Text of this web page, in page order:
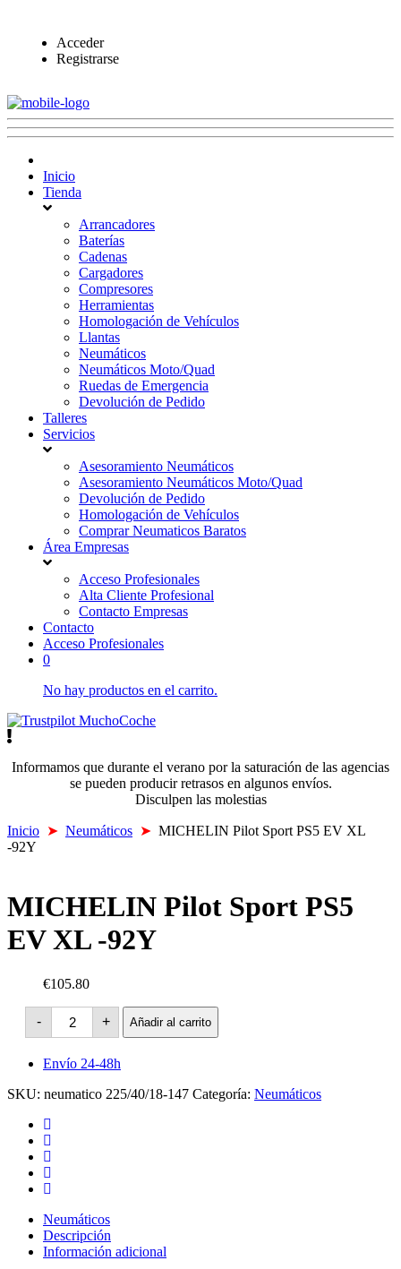
Acceder
Registrarse
Inicio
Tienda
Arrancadores
Baterías
Cadenas
Cargadores
Compresores
Herramientas
Homologación de Vehículos
Llantas
Neumáticos
Neumáticos Moto/Quad
Ruedas de Emergencia
Devolución de Pedido
Talleres
Servicios
Asesoramiento Neumáticos
Asesoramiento Neumáticos Moto/Quad
Devolución de Pedido
Homologación de Vehículos
Comprar Neumaticos Baratos
Área Empresas
Acceso Profesionales
Alta Cliente Profesional
Contacto Empresas
Contacto
Acceso Profesionales
0
No hay productos en el carrito.
Informamos que durante el verano por la saturación de las agencias
se pueden producir retrasos en algunos envíos.
Disculpen las molestias
Inicio ➤ Neumáticos ➤ MICHELIN Pilot Sport PS5 EV XL
-92Y
MICHELIN Pilot Sport PS5
EV XL -92Y
€105.80
-
MICHELIN
Pilot
Sport
PS5
EV
-92Y
+ Añadir al carrito
Envío 24-48h
SKU: neumatico 225/40/18-147 Categoría: Neumáticos
Neumáticos
Descripción
Información adicional